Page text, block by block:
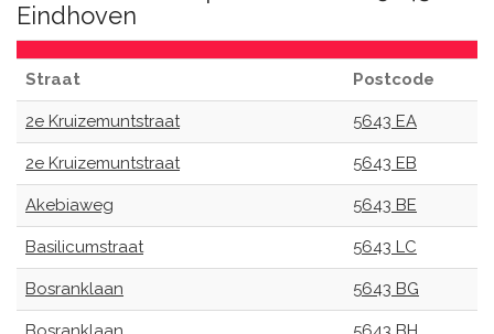
Eindhoven
Straat Postcode
2e Kruizemuntstraat 5643 EA
2e Kruizemuntstraat 5643 EB
Akebiaweg 5643 BE
Basilicumstraat 5643 LC
Bosranklaan 5643 BG